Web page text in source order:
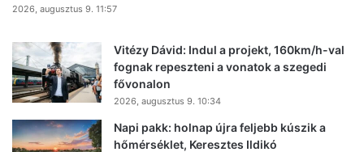
2026, augusztus 9. 11:57
Vitézy Dávid: Indul a projekt, 160km/h-val
fognak repeszteni a vonatok a szegedi
fővonalon
2026, augusztus 9. 10:34
Napi pakk: holnap újra feljebb kúszik a
hőmérséklet, Keresztes Ildikó